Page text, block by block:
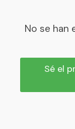
No se han
Sé el